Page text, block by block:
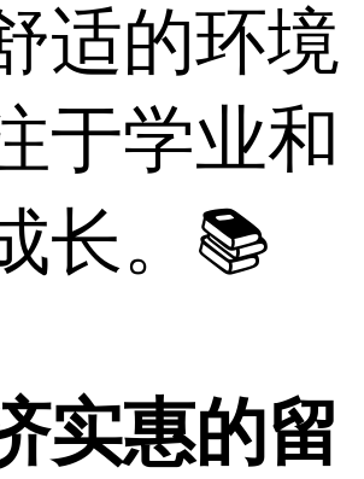
适的环境
于学业和
长。📚
实惠的留